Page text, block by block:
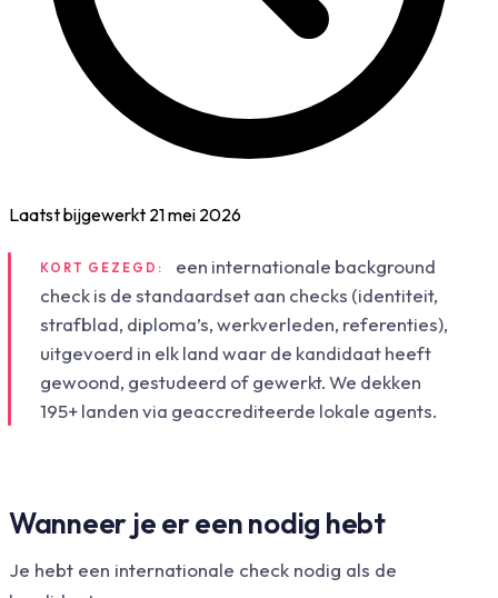
Laatst bijgewerkt 21 mei 2026
KORT GEZEGD:
een internationale background
check is de standaardset aan checks (identiteit,
strafblad, diploma’s, werkverleden, referenties),
uitgevoerd in elk land waar de kandidaat heeft
gewoond, gestudeerd of gewerkt. We dekken
195+ landen via geaccrediteerde lokale agents.
Wanneer je er een nodig hebt
Je hebt een internationale check nodig als de